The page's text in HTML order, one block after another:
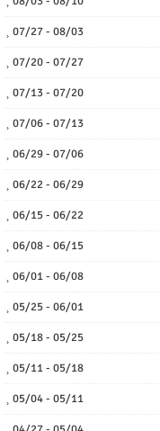
07/27 - 08/03
07/20 - 07/27
07/13 - 07/20
07/06 - 07/13
06/29 - 07/06
06/22 - 06/29
06/15 - 06/22
06/08 - 06/15
06/01 - 06/08
05/25 - 06/01
05/18 - 05/25
05/11 - 05/18
05/04 - 05/11